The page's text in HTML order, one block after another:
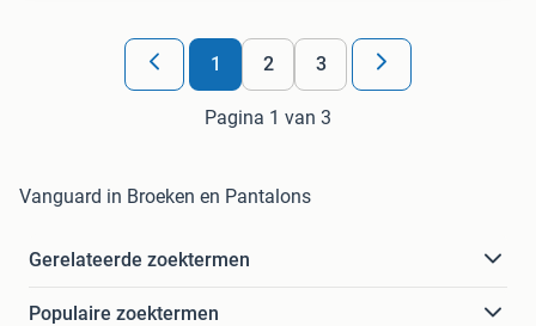
1 2 3
Pagina 1 van 3
Vanguard in Broeken en Pantalons
Gerelateerde zoektermen
Populaire zoektermen